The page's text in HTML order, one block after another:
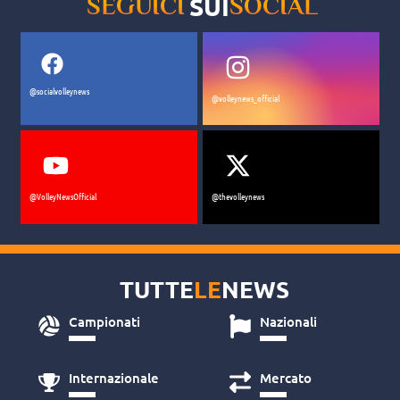
SEGUICI SOCIAL
@socialvolleynews
@volleynews_official
@VolleyNewsOfficial @thevolleynews
TUTTELENEWS
Campionati Nazionali
Internazionale Mercato